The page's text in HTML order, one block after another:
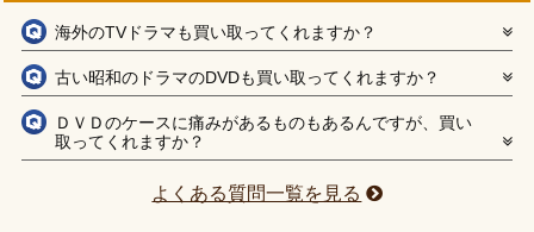
海外のTVドラマも買い取ってくれますか？
古い昭和のドラマのDVDも買い取ってくれますか？
ＤＶＤのケースに痛みがあるものもあるんですが、買い
取ってくれますか？
よくある質問一覧を見る